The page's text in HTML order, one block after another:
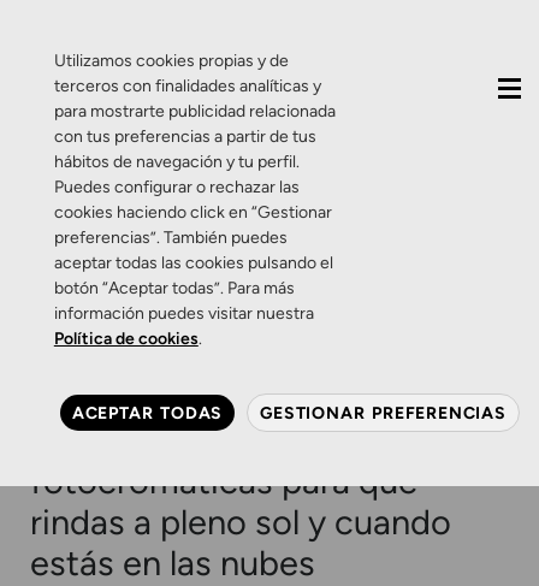
Etiqueta:promoción
de gafas de última
tecnología
Promociones Salud Visual Zamarripa
Promoción: Lentes
fotocromáticas para que
rindas a pleno sol y cuando
estás en las nubes
Utilizamos cookies propias y de
terceros con finalidades analíticas y
para mostrarte publicidad relacionada
con tus preferencias a partir de tus
hábitos de navegación y tu perfil.
Puedes configurar o rechazar las
cookies haciendo click en “Gestionar
preferencias”. También puedes
aceptar todas las cookies pulsando el
botón “Aceptar todas”. Para más
información puedes visitar nuestra
Política de cookies.
ACEPTAR TODAS GESTIONAR PREFERENCIAS